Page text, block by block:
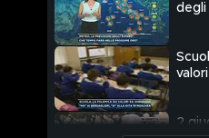
degli
2